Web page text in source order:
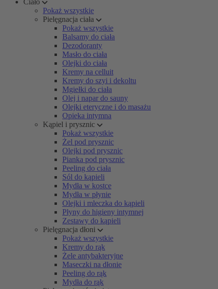
Ciało
Pokaż wszystkie
Pielęgnacja ciała
Pokaż wszystkie
Balsamy do ciała
Dezodoranty
Masło do ciała
Olejki do ciała
Kremy na celluit
Kremy do szyi i dekoltu
Mgiełki do ciała
Olej i napar do sauny
Olejki eteryczne i do masażu
Opieka intymna
Kąpiel i prysznic
Pokaż wszystkie
Żel pod prysznic
Olejki pod prysznic
Pianka pod prysznic
Peeling do ciała
Sól do kąpieli
Mydła w kostce
Mydła w płynie
Olejki i mleczka do kąpieli
Płyny do higieny intymnej
Zestawy do kąpieli
Pielęgnacja dłoni
Pokaż wszystkie
Kremy do rąk
Żele antybakteryjne
Maseczki na dłonie
Peeling do rąk
Mydła do rąk